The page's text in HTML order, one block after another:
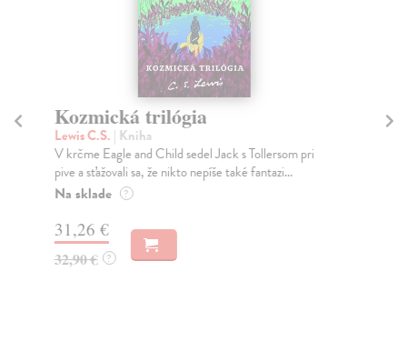
Kozmická trilógia
Lewis C.S. | Kniha
V krčme Eagle and Child sedel Jack s Tollersom pri
pive a sťažovali sa, že nikto nepíše také fantazi...
Na sklade ?
31,26 €
32,90 € ?